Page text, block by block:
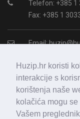
Huzip.hr koristi
interakcije s
korištenja naše
kolačića mogu
Vašem
Telefon: +385 1
Fax: +385 1
Email:
OIB: